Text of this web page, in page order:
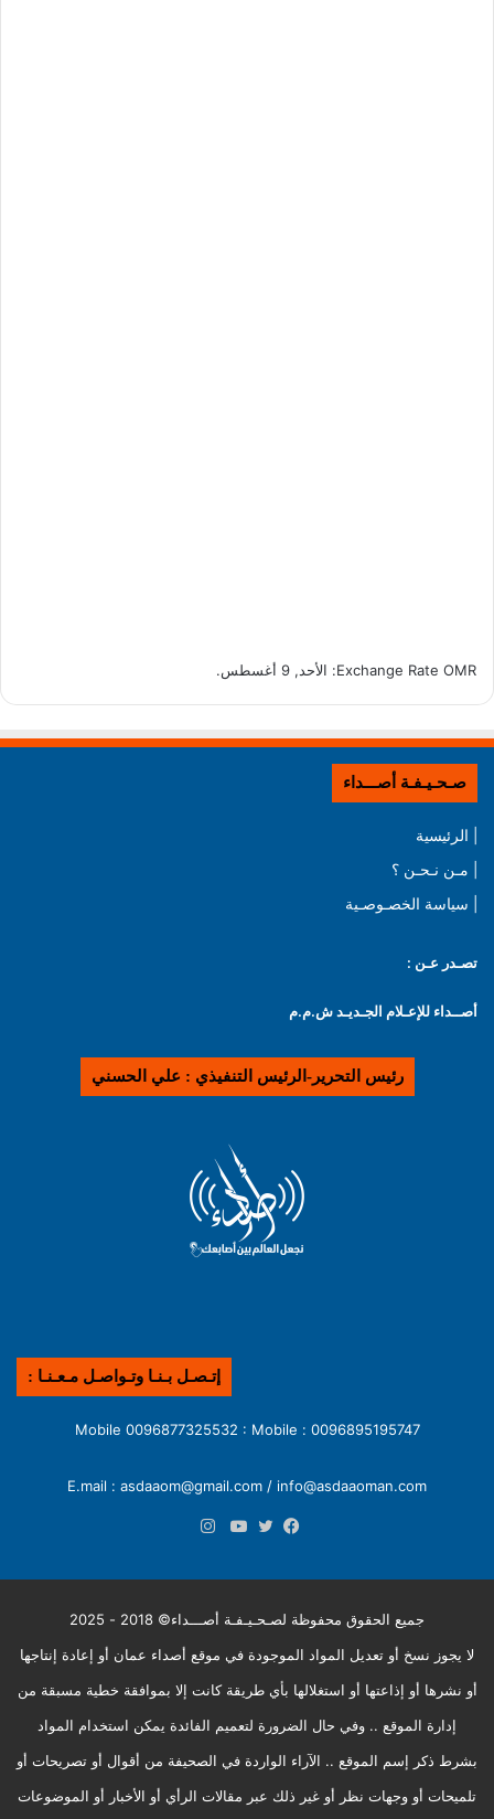
Exchange Rate OMR : الأحد, 9 أغسطس.
صـحـيـفـة أصـــداء
| الرئيسية
| مـن نـحـن ؟
| سياسة الخصـوصـية
تصـدر عـن :
أصــداء للإعـلام الجـديـد ش.م.م
رئيس التحرير-الرئيس التنفيذي : علي الحسني
إتـصـل بـنـا وتـواصـل مـعـنـا :
0096895195747 : Mobile 0096877325532 : Mobile
E.mail : asdaaom@gmail.com / info@asdaaoman.com
جميع الحقوق محفوظة لصـحـيـفـة أصـــداء© 2018 - 2025
لا يجوز نسخ أو تعديل المواد الموجودة في موقع أصداء عمان أو إعادة إنتاجها
أو نشرها أو إذاعتها أو استغلالها بأي طريقة كانت إلا بموافقة خطية مسبقة من
إدارة الموقع .. وفي حال الضرورة لتعميم الفائدة يمكن استخدام المواد
بشرط ذكر إسم الموقع .. الآراء الواردة في الصحيفة من أقوال أو تصريحات أو
تلميحات أو وجهات نظر أو غير ذلك عبر مقالات الرأي أو الأخبار أو الموضوعات